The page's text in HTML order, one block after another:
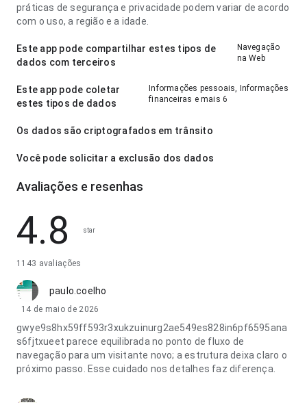
práticas de segurança e privacidade podem variar de acordo
com o uso, a região e a idade.
Este app pode compartilhar estes tipos de
dados com terceiros
Navegação
na Web
Este app pode coletar
estes tipos de dados
Informações pessoais, Informações
financeiras e mais 6
Os dados são criptografados em trânsito
Você pode solicitar a exclusão dos dados
Avaliações e resenhas
4.8 star
1143 avaliações
paulo.coelho
14 de maio de 2026
gwye9s8hx59ff593r3xukzuinurg2ae549es828in6pf6595ana
s6fjtxueet parece equilibrada no ponto de fluxo de
navegação para um visitante novo; a estrutura deixa claro o
próximo passo. Esse cuidado nos detalhes faz diferença.